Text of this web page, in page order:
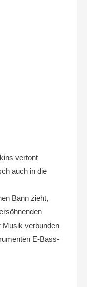
vertont
auch in die
Bann zieht,
Musik verbunden
E-Bass-